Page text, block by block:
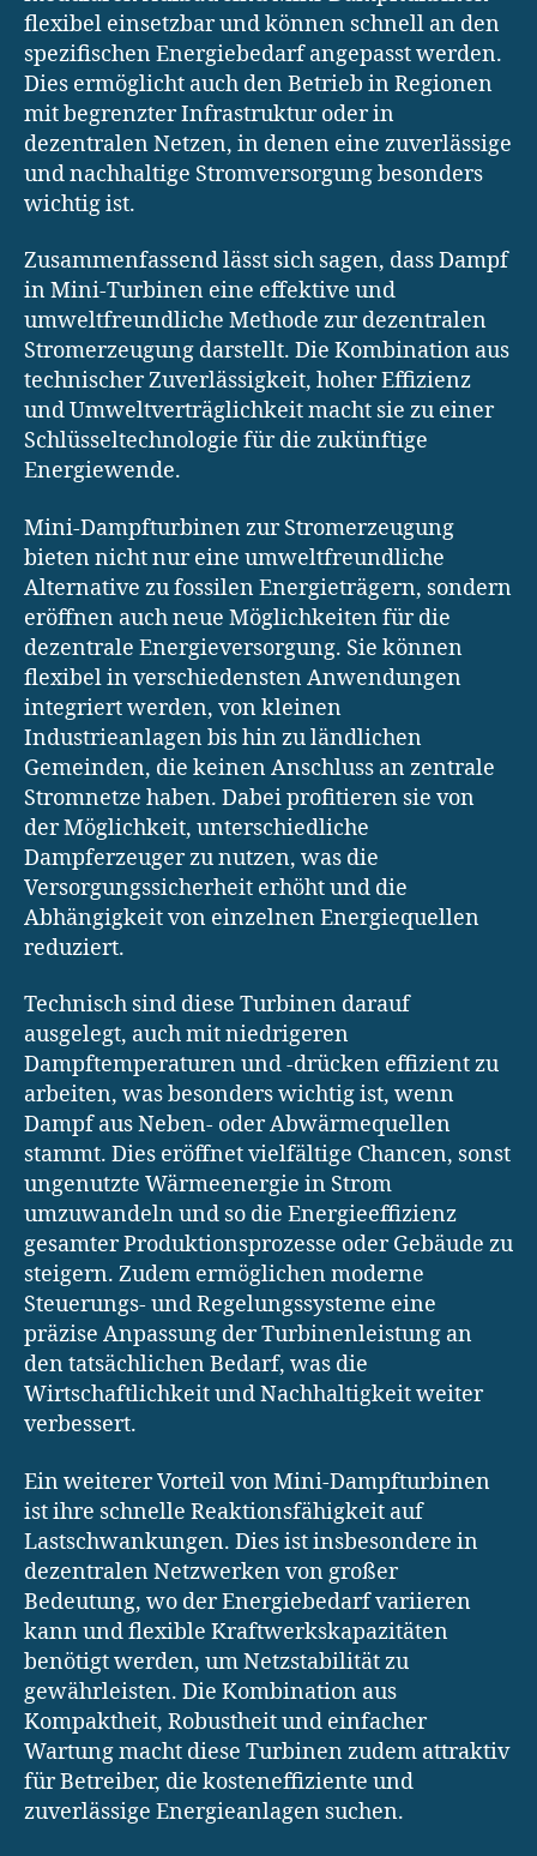
flexibel einsetzbar und können schnell an den
spezifischen Energiebedarf angepasst werden.
Dies ermöglicht auch den Betrieb in Regionen
mit begrenzter Infrastruktur oder in
dezentralen Netzen, in denen eine zuverlässige
und nachhaltige Stromversorgung besonders
wichtig ist.
Zusammenfassend lässt sich sagen, dass Dampf
in Mini-Turbinen eine effektive und
umweltfreundliche Methode zur dezentralen
Stromerzeugung darstellt. Die Kombination aus
technischer Zuverlässigkeit, hoher Effizienz
und Umweltverträglichkeit macht sie zu einer
Schlüsseltechnologie für die zukünftige
Energiewende.
Mini-Dampfturbinen zur Stromerzeugung
bieten nicht nur eine umweltfreundliche
Alternative zu fossilen Energieträgern, sondern
eröffnen auch neue Möglichkeiten für die
dezentrale Energieversorgung. Sie können
flexibel in verschiedensten Anwendungen
integriert werden, von kleinen
Industrieanlagen bis hin zu ländlichen
Gemeinden, die keinen Anschluss an zentrale
Stromnetze haben. Dabei profitieren sie von
der Möglichkeit, unterschiedliche
Dampferzeuger zu nutzen, was die
Versorgungssicherheit erhöht und die
Abhängigkeit von einzelnen Energiequellen
reduziert.
Technisch sind diese Turbinen darauf
ausgelegt, auch mit niedrigeren
Dampftemperaturen und -drücken effizient zu
arbeiten, was besonders wichtig ist, wenn
Dampf aus Neben- oder Abwärmequellen
stammt. Dies eröffnet vielfältige Chancen, sonst
ungenutzte Wärmeenergie in Strom
umzuwandeln und so die Energieeffizienz
gesamter Produktionsprozesse oder Gebäude zu
steigern. Zudem ermöglichen moderne
Steuerungs- und Regelungssysteme eine
präzise Anpassung der Turbinenleistung an
den tatsächlichen Bedarf, was die
Wirtschaftlichkeit und Nachhaltigkeit weiter
verbessert.
Ein weiterer Vorteil von Mini-Dampfturbinen
ist ihre schnelle Reaktionsfähigkeit auf
Lastschwankungen. Dies ist insbesondere in
dezentralen Netzwerken von großer
Bedeutung, wo der Energiebedarf variieren
kann und flexible Kraftwerkskapazitäten
benötigt werden, um Netzstabilität zu
gewährleisten. Die Kombination aus
Kompaktheit, Robustheit und einfacher
Wartung macht diese Turbinen zudem attraktiv
für Betreiber, die kosteneffiziente und
zuverlässige Energieanlagen suchen.